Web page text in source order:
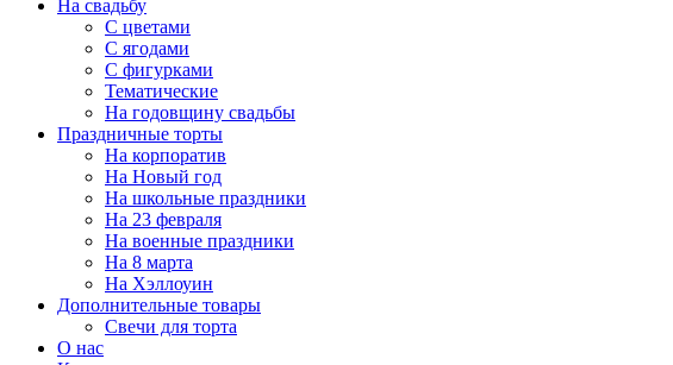
На свадьбу
С цветами
С ягодами
С фигурками
Тематические
На годовщину свадьбы
Праздничные торты
На корпоратив
На Новый год
На школьные праздники
На 23 февраля
На военные праздники
На 8 марта
На Хэллоуин
Дополнительные товары
Свечи для торта
О нас